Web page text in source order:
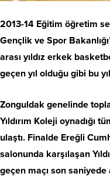
2013-14 Eğitim öğretim
Gençlik ve Spor
arası yıldız erkek
geçen yıl olduğu gibi bu
Zonguldak genelinde
Yıldırım Koleji oynadığı
ulaştı. Finalde Ereğli
salonunda karşılaşan
geçen maçı son saniyede